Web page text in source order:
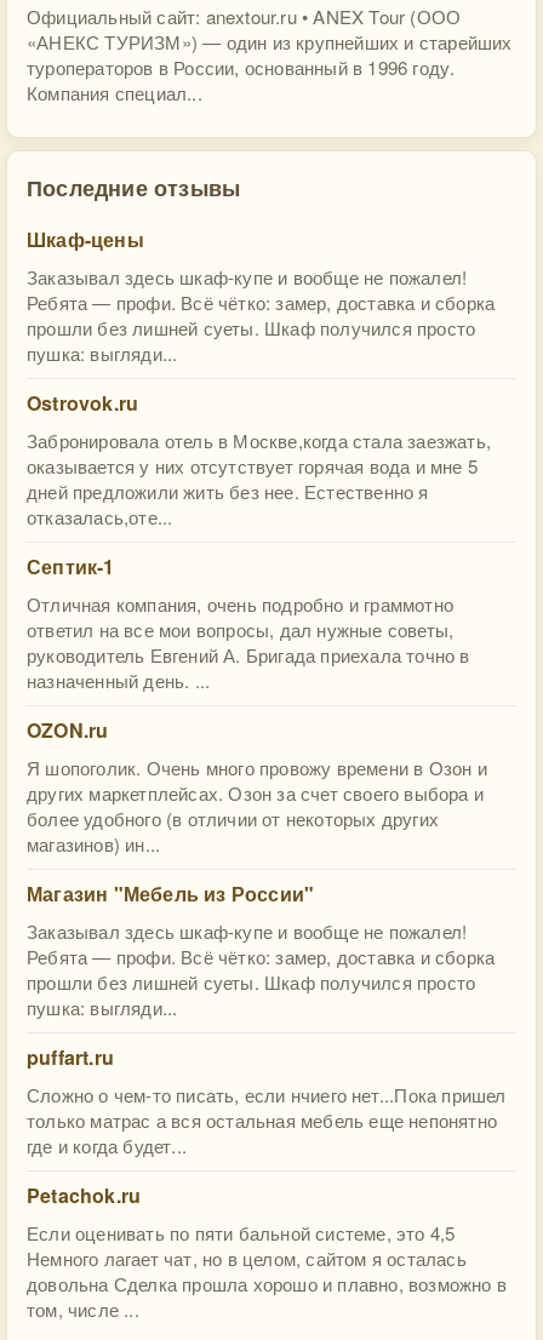
Официальный сайт: anextour.ru • ANEX Tour (ООО
«АНЕКС ТУРИЗМ») — один из крупнейших и старейших
туроператоров в России, основанный в 1996 году.
Компания специал...
Последние отзывы
Шкаф-цены
Заказывал здесь шкаф-купе и вообще не пожалел!
Ребята — профи. Всё чётко: замер, доставка и сборка
прошли без лишней суеты. Шкаф получился просто
пушка: выгляди...
Ostrovok.ru
Забронировала отель в Москве,когда стала заезжать,
оказывается у них отсутствует горячая вода и мне 5
дней предложили жить без нее. Естественно я
отказалась,оте...
Септик-1
Отличная компания, очень подробно и граммотно
ответил на все мои вопросы, дал нужные советы,
руководитель Евгений А. Бригада приехала точно в
назначенный день. ...
OZON.ru
Я шопоголик. Очень много провожу времени в Озон и
других маркетплейсах. Озон за счет своего выбора и
более удобного (в отличии от некоторых других
магазинов) ин...
Магазин "Мебель из России"
Заказывал здесь шкаф-купе и вообще не пожалел!
Ребята — профи. Всё чётко: замер, доставка и сборка
прошли без лишней суеты. Шкаф получился просто
пушка: выгляди...
puffart.ru
Сложно о чем-то писать, если нчиего нет...Пока пришел
только матрас а вся остальная мебель еще непонятно
где и когда будет...
Petachok.ru
Если оценивать по пяти бальной системе, это 4,5
Немного лагает чат, но в целом, сайтом я осталась
довольна Сделка прошла хорошо и плавно, возможно в
том, числе ...